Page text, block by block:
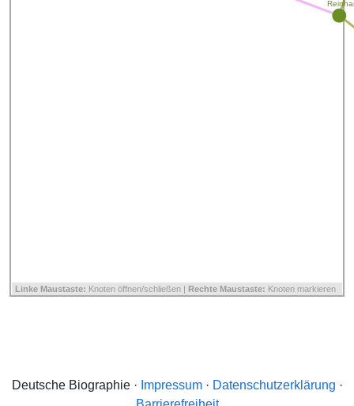
Linke Maustaste: Knoten öffnen/schließen | Rechte Maustaste: Knoten markieren
Deutsche Biographie · Impressum· Datenschutzerklärung ·